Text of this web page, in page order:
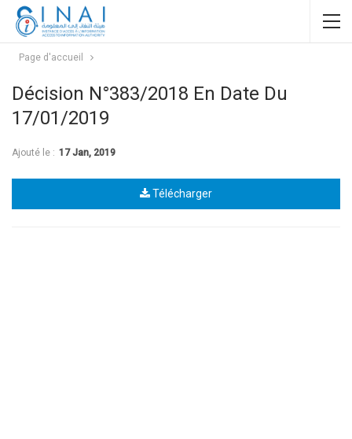
Page d'accueil
Décision N°383/2018 En Date Du
17/01/2019
Ajouté le : 17 Jan, 2019
Télécharger